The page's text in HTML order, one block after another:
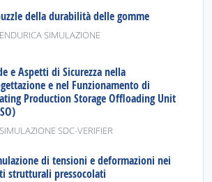
della durabilità delle gomme
ENDURICA SIMULAZIONE
e Aspetti di Sicurezza nella
e nel Funzionamento di
Production Storage Offloading Unit
SIMULAZIONE SDC-VERIFIER
di tensioni e deformazioni nei
strutturali pressocolati